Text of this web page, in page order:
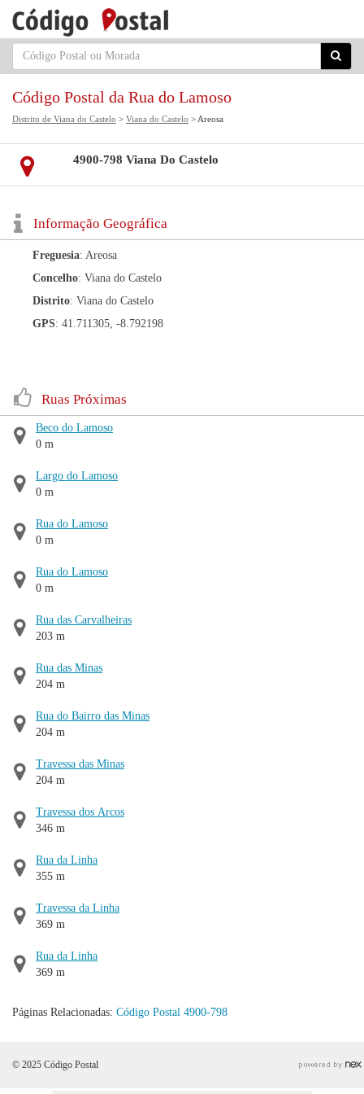
Código Postal da Rua do Lamoso
Distrito de Viana do Castelo > Viana do Castelo > Areosa
4900-798 Viana Do Castelo
Informação Geográfica
Freguesia: Areosa
Concelho: Viana do Castelo
Distrito: Viana do Castelo
GPS: 41.711305, -8.792198
Ruas Próximas
Beco do Lamoso
0 m
Largo do Lamoso
0 m
Rua do Lamoso
0 m
Rua do Lamoso
0 m
Rua das Carvalheiras
203 m
Rua das Minas
204 m
Rua do Bairro das Minas
204 m
Travessa das Minas
204 m
Travessa dos Arcos
346 m
Rua da Linha
355 m
Travessa da Linha
369 m
Rua da Linha
369 m
Páginas Relacionadas: Código Postal 4900-798
© 2025 Código Postal